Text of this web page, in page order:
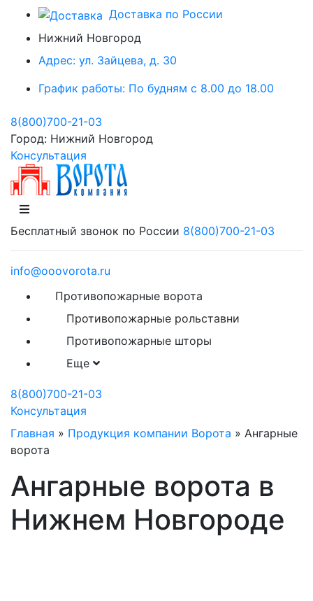
Доставка по России
Нижний Новгород
Адрес: ул. Зайцева, д. 30
График работы: По будням с 8.00 до 18.00
8(800)700-21-03
Город: Нижний Новгород
Консультация
Бесплатный звонок по России 8(800)700-21-03
info@ooovorota.ru
Противопожарные ворота
Противопожарные рольставни
Противопожарные шторы
Еще
8(800)700-21-03
Консультация
Главная » Продукция компании Ворота » Ангарные
ворота
Ангарные ворота в
Нижнем Новгороде